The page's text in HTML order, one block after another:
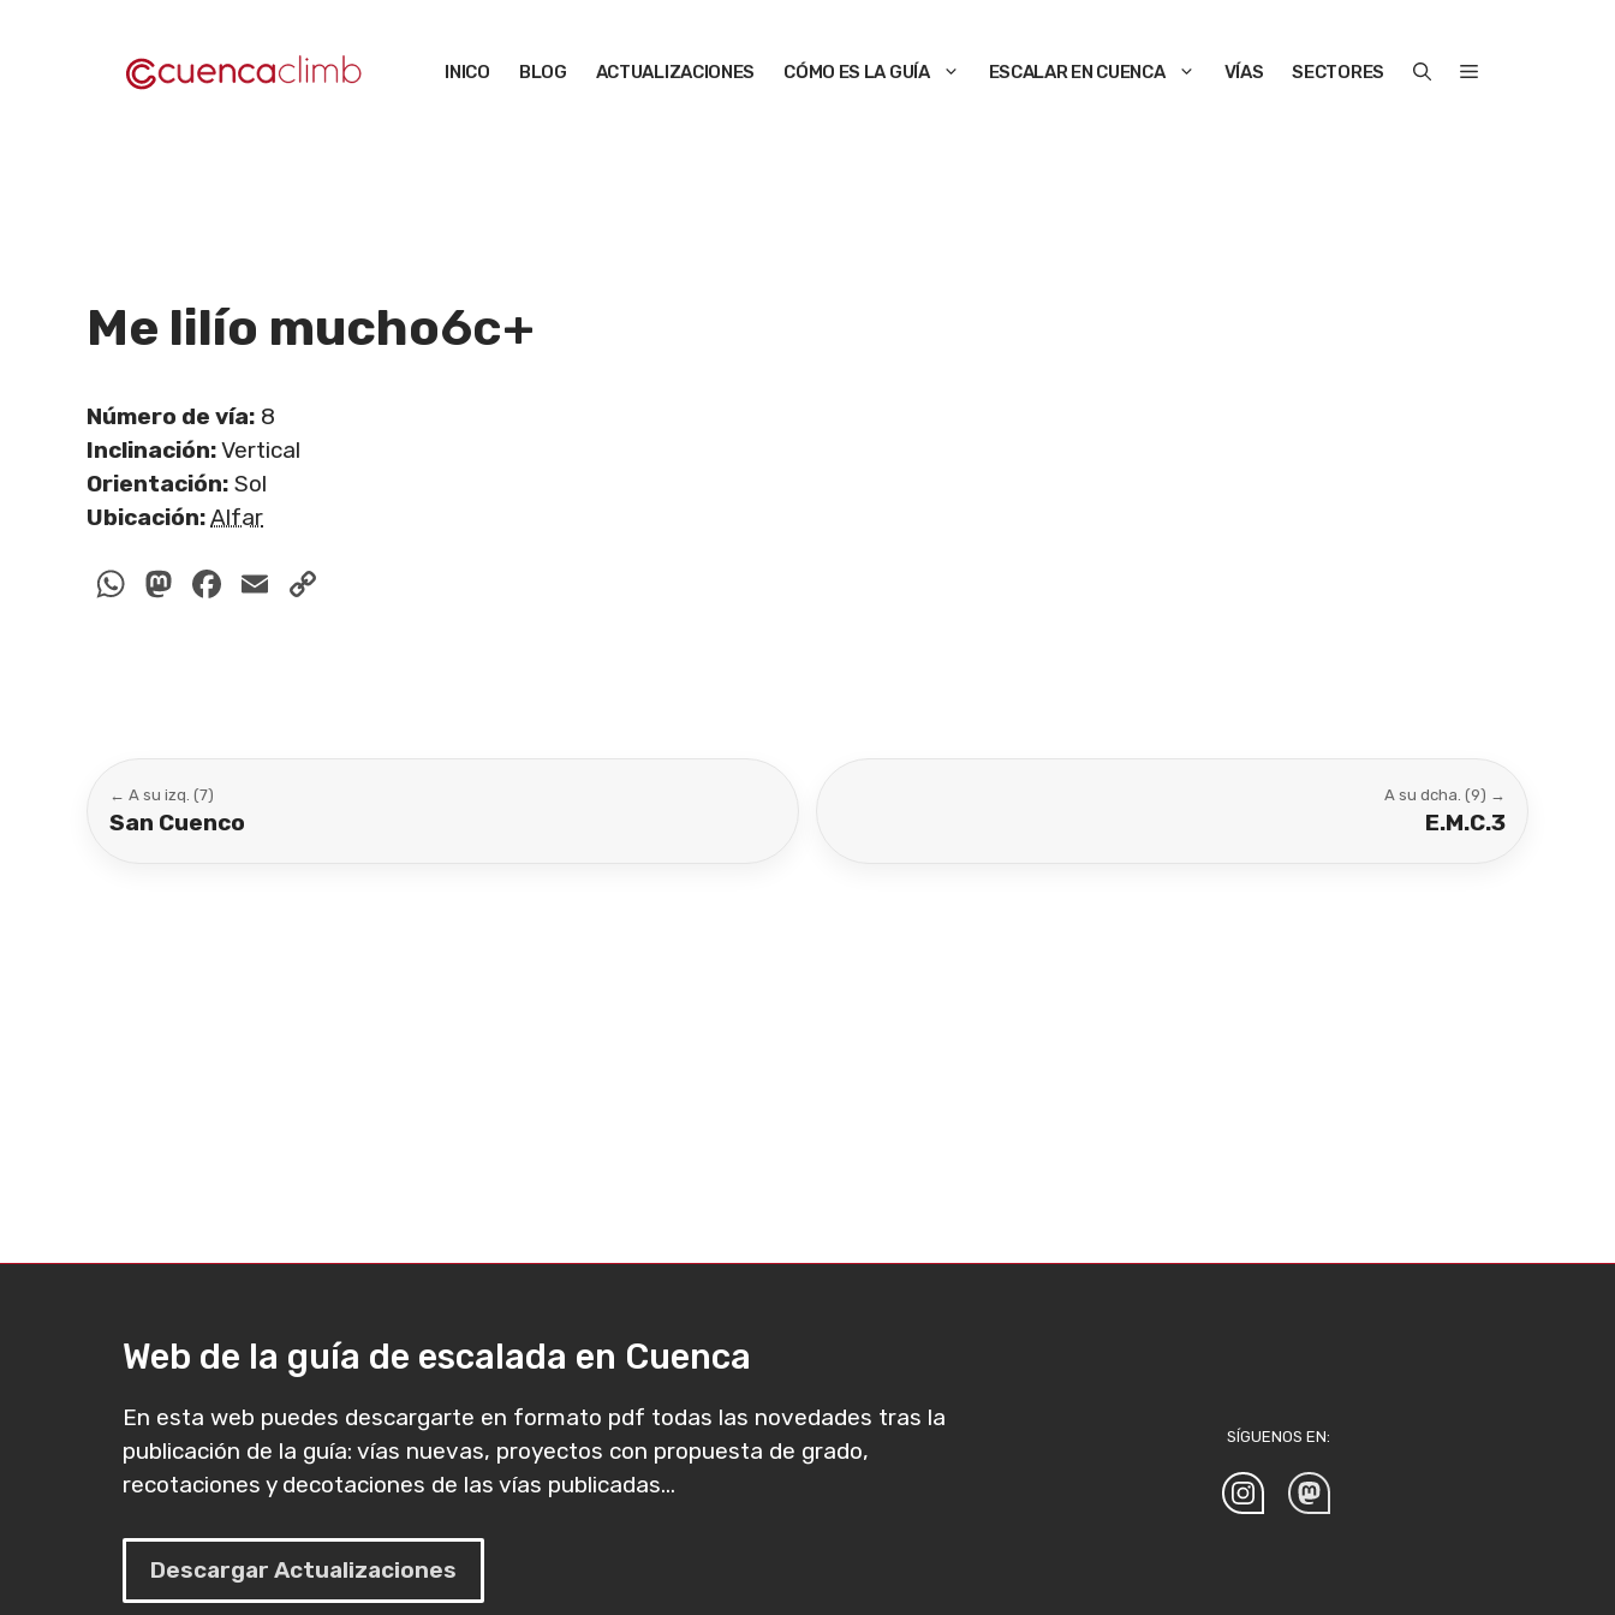
INICO BLOG ACTUALIZACIONES CÓMO ES LA GUÍA ESCALAR EN CUENCA VÍAS SECTORES
Me lilío mucho6c+
Número de vía: 8
Inclinación:Vertical
Orientación: Sol
Ubicación:Alfar
WhatsApp
Mastodon
Facebook
Email
← A su izq. (7)
San Cuenco
A su dcha. (9) →
E.M.C.3
Web de la guía de escalada en Cuenca
En esta web puedes descargarte en formato pdf todas las novedades tras la
publicación de la guía: vías nuevas, proyectos con propuesta de grado,
recotaciones y decotaciones de las vías publicadas...
Descargar Actualizaciones
SÍGUENOS EN: